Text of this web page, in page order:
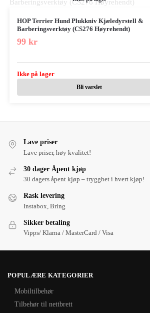
HOP Terrier Hund Plukkniv Kjæledyrstell &
Barberingsverktøy (CS276 Høyrehendt)
99 kr
Ikke på lager
Bli varslet
Lave priser
Lave priser, høy kvalitet!
30 dager Åpent kjøp
30 dagers åpent kjøp – trygghet i hvert kjøp!
Rask levering
Instabox, Bring
Sikker betaling
Vipps/ Klarna / MasterCard / Visa
POPULÆRE KATEGORIER
Mobiltilbehør
Tilbehør til nettbrett